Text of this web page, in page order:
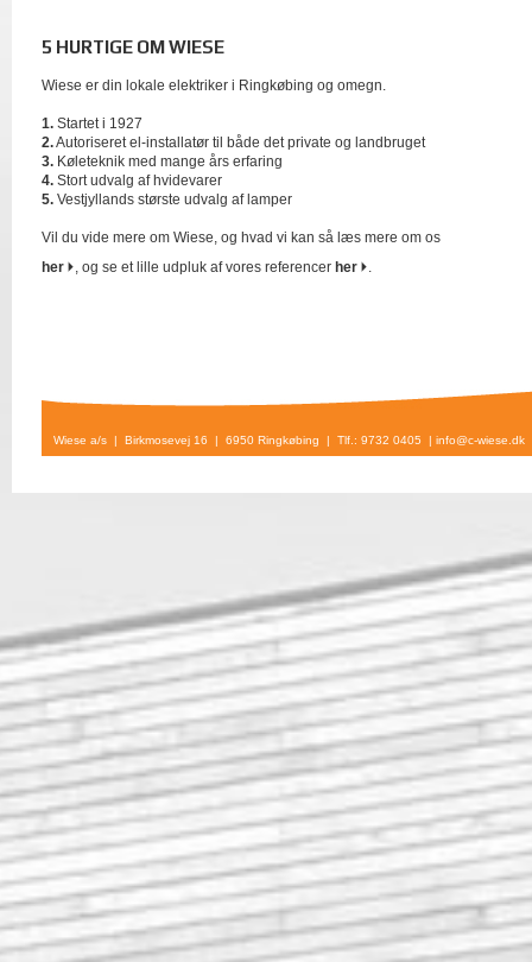
5 HURTIGE OM WIESE
Wiese er din lokale elektriker i Ringkøbing og omegn.
1. Startet i 1927
2.Autoriseret el-installatør til både det private og landbruget
3. Køleteknik med mange års erfaring
4. Stort udvalg af hvidevarer
5. Vestjyllands største udvalg af lamper
Vil du vide mere om Wiese, og hvad vi kan så læs mere om os
her
, og se et lille udpluk af vores referencer her .
Wiese a/s | Birkmosevej 16 | 6950 Ringkøbing | Tlf.: 9732 0405 | info@c-wiese.dk